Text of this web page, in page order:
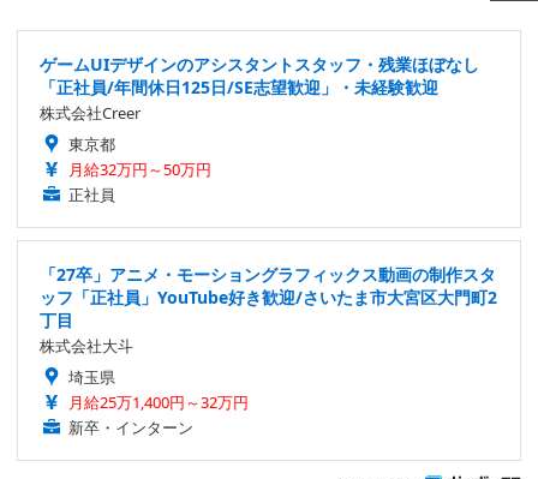
ゲームUIデザインのアシスタントスタッフ・残業ほぼなし
「正社員/年間休日125日/SE志望歓迎」・未経験歓迎
株式会社Creer
東京都
月給32万円～50万円
正社員
「27卒」アニメ・モーショングラフィックス動画の制作スタ
ッフ「正社員」YouTube好き歓迎/さいたま市大宮区大門町2
丁目
株式会社大斗
埼玉県
月給25万1,400円～32万円
新卒・インターン